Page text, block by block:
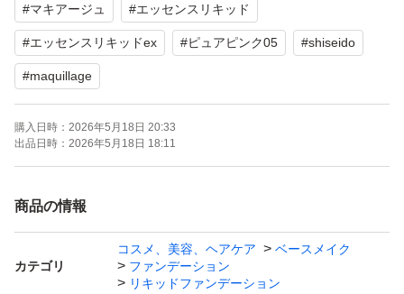
#マキアージュ #エッセンスリキッド
#エッセンスリキッドex #ピュアピンク05 #shiseido
#maquillage
購入日時： 2026年5月18日 20:33
出品日時： 2026年5月18日 18:11
商品の情報
カテゴリ
コスメ、美容、ヘアケア
ベースメイク
ファンデーション
リキッドファンデーション